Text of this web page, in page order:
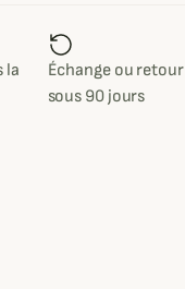
la
Échange ou retour
sous 90 jours